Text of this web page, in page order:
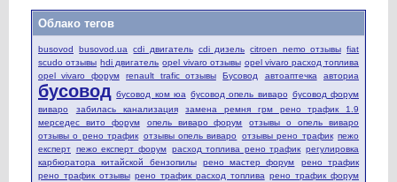
Облако тегов
busovod busovod.ua cdi двигатель cdi дизель citroen nemo отзывы fiat
scudo отзывы hdi двигатель opel vivaro отзывы opel vivaro расход топлива
opel vivaro форум
renault trafic отзывы Бусовод автоаптечка авториа
бусовод бусовод ком юа бусовод опель виваро бусовод форум
виваро
забилась канализация
замена ремня грм рено трафик 1.9
мерседес вито форум
опель виваро форум
отзывы о опель виваро
отзывы о рено трафик отзывы опель виваро отзывы рено трафик пежо
експерт пежо експерт форум расход топлива рено трафик регулировка
карбюратора китайской бензопилы
рено мастер форум
рено трафик
рено трафик отзывы рено трафик расход топлива рено трафик форум